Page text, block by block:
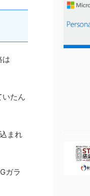
は
いたん
まれ
ガラ